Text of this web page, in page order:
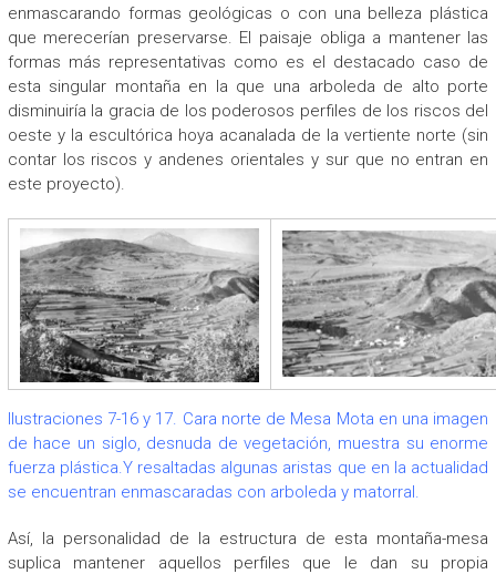
enmascarando formas geológicas o con una belleza plástica
que merecerían preservarse. El paisaje obliga a mantener las
formas más representativas como es el destacado caso de
esta singular montaña en la que una arboleda de alto porte
disminuiría la gracia de los poderosos perfiles de los riscos del
oeste y la escultórica hoya acanalada de la vertiente norte (sin
contar los riscos y andenes orientales y sur que no entran en
este proyecto).
Ilustraciones 7-16 y 17. Cara norte de Mesa Mota en una imagen
de hace un siglo, desnuda de vegetación, muestra su enorme
fuerza plástica.Y resaltadas algunas aristas que en la actualidad
se encuentran enmascaradas con arboleda y matorral.
Así, la personalidad de la estructura de esta montaña-mesa
suplica mantener aquellos perfiles que le dan su propia